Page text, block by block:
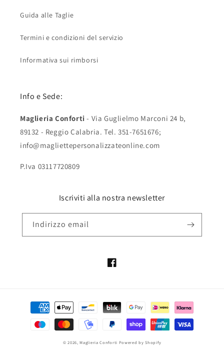
Guida alle Taglie
Termini e condizioni del servizio
Informativa sui rimborsi
Info e Sede:
Maglieria Conforti - Via Guglielmo Marconi 24 b,
89132 - Reggio Calabria. Tel. 351-7651676;
info@magliettepersonalizzateonline.com
P.Iva 03117720809
Iscriviti alla nostra newsletter
Indirizzo email
Facebook
Metodi
pagamento
© 2026,Maglieria Conforti Powered by Shopify